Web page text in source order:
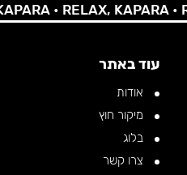
•RELAX, KAPARA •
עוד באתר
אודות
מיקור חוץ
בלוג
צרו קשר